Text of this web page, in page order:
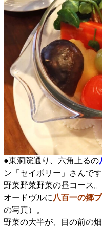
●東洞院通り、六角上るの
ン「セイボリー」さんです
野菜野菜野菜の昼コース。
オードヴルに 八百一の郷
の写真）。
野菜の大半が、目の前の